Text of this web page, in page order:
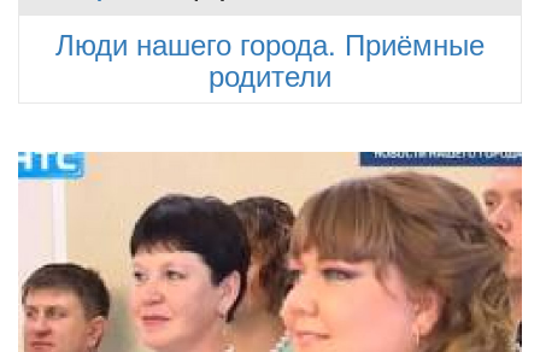
Люди нашего города. Приёмные
родители